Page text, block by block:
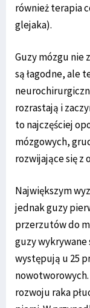
również terapia
glejaka).
Guzy mózgu nie
są łagodne, ale
rozrastają i
to najczęściej
mózgowych,
rozwijające się z
Największym
jednak guzy
przerzutów do
guzy wykrywane
występują u 25
rozwoju raka